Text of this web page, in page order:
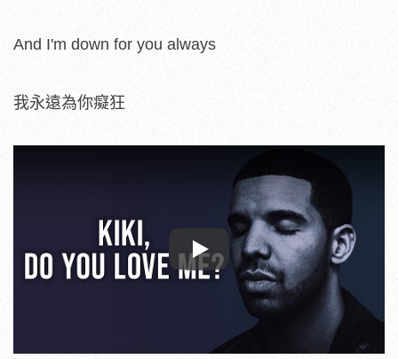
And I'm down for you always
我永遠為你癡狂
Play